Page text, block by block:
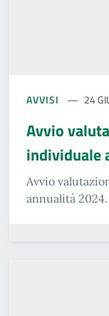
AVVISI 24
Avvio
individuale
Avvio
annualità 2024.